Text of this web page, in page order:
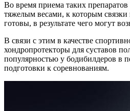
Во время приема таких
тяжелым весами, к которым связки
готовы, в результате чего могут
В связи с этим в качестве
хондропротекторы для суставов
популярностью у бодибилдеров в
подготовки к соревнованиям.